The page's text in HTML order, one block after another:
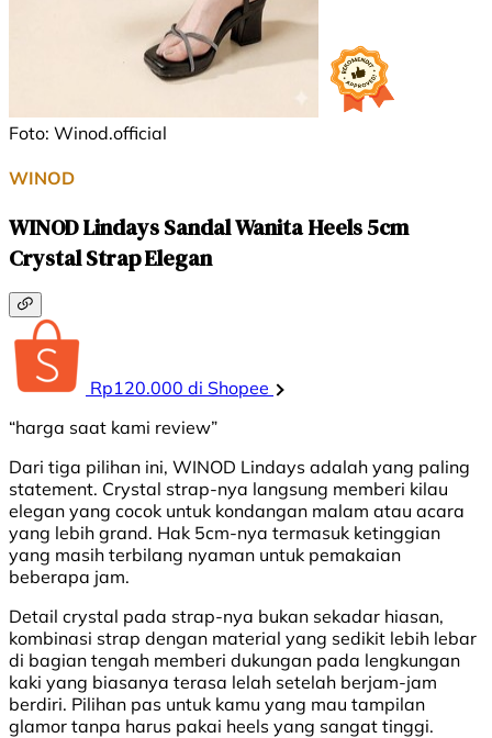
Foto: Winod.official
WINOD
WINOD Lindays Sandal Wanita Heels 5cm
Crystal Strap Elegan
Rp120.000 di Shopee
“harga saat kami review”
Dari tiga pilihan ini, WINOD Lindays adalah yang paling
statement. Crystal strap-nya langsung memberi kilau
elegan yang cocok untuk kondangan malam atau acara
yang lebih grand. Hak 5cm-nya termasuk ketinggian
yang masih terbilang nyaman untuk pemakaian
beberapa jam.
Detail crystal pada strap-nya bukan sekadar hiasan,
kombinasi strap dengan material yang sedikit lebih lebar
di bagian tengah memberi dukungan pada lengkungan
kaki yang biasanya terasa lelah setelah berjam-jam
berdiri. Pilihan pas untuk kamu yang mau tampilan
glamor tanpa harus pakai heels yang sangat tinggi.